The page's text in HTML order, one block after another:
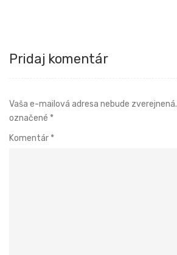
Pridaj komentár
Vaša e-mailová adresa nebude zverejnená.
označené *
Komentár *